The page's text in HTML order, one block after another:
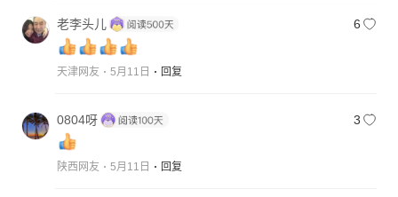
老李头儿 6
天津网友 5月11日 回复
0804呀 3
陕西网友 5月11日 回复